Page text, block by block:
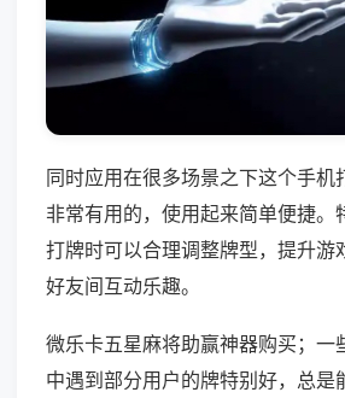
同时应用在很多场景之下这个手机
非常有用的，使用起来简单便捷。
打牌时可以合理调整牌型，提升游
好友间互动乐趣。
微乐卡五星麻将助赢神器购买；一
中遇到部分用户的牌特别好，总是